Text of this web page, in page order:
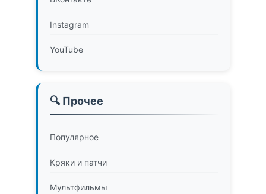
Instagram
YouTube
🔍 Прочее
Популярное
Кряки и патчи
Мультфильмы